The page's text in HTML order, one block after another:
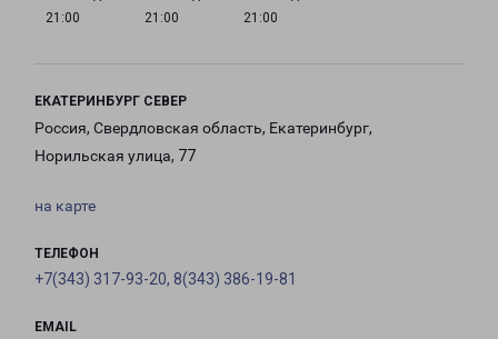
21:00
21:00
21:00
ЕКАТЕРИНБУРГ СЕВЕР
Россия, Свердловская область, Екатеринбург,
Норильская улица, 77
на карте
ТЕЛЕФОН
+7(343) 317-93-20, 8(343) 386-19-81
EMAIL